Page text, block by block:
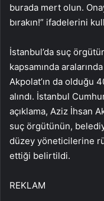
burada mert olun.
bırakın!” ifadelerini
İstanbul’da suç
kapsamında
Akpolat’ın da olduğu
alındı. İstanbul
açıklama, Aziz İhsan
suç örgütünün,
düzey yöneticilerine
ettiği belirtildi.
REKLAM